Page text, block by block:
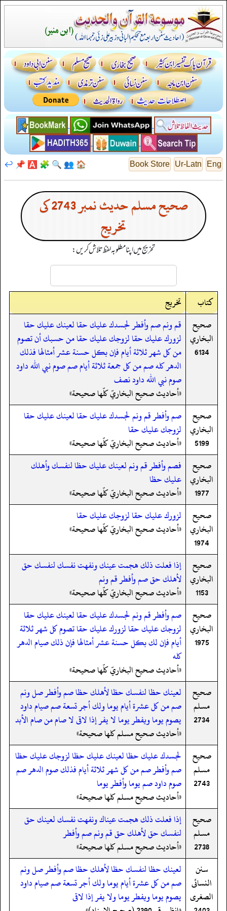
Eng
Ur-Latn
Book Store
🏠
👥
🔍
🧩
🅰️
📌
↩️
صحیح مسلم حدیث نمبر 2743 کی
تخریج
تخریج میں اپنا مطلوبہ لفظ تلاش کریں:
کتاب
تخریج
صحيح
البخاري
6134
قم ونم صم وأفطر لجسدك عليك حقا لعينك عليك حقا
لزورك عليك حقا لزوجك عليك حقا من حسبك أن تصوم
من كل شهر ثلاثة أيام فإن بكل حسنة عشر أمثالها فذلك
الدهر كله صم من كل جمعة ثلاثة أيام صم صوم نبي الله داود
صوم نبي الله داود نصف
«أحاديث صحيح البخاريّ كلّها صحيحة»
صحيح
البخاري
5199
صم وأفطر قم ونم لجسدك عليك حقا لعينك عليك حقا
لزوجك عليك حقا
«أحاديث صحيح البخاريّ كلّها صحيحة»
صحيح
البخاري
1977
فصم وأفطر قم ونم لعينك عليك حظا لنفسك وأهلك
عليك حظا
«أحاديث صحيح البخاريّ كلّها صحيحة»
صحيح
البخاري
1974
لزورك عليك حقا لزوجك عليك حقا
«أحاديث صحيح البخاريّ كلّها صحيحة»
صحيح
البخاري
1153
إذا فعلت ذلك هجمت عينك ونفهت نفسك لنفسك حق
لأهلك حق صم وأفطر قم ونم
«أحاديث صحيح البخاريّ كلّها صحيحة»
صحيح
البخاري
1975
صم وأفطر قم ونم لجسدك عليك حقا لعينك عليك حقا
لزوجك عليك حقا لزورك عليك حقا تصوم كل شهر ثلاثة
أيام فإن لك بكل حسنة عشر أمثالها فإن ذلك صيام الدهر
كله
«أحاديث صحيح البخاريّ كلّها صحيحة»
صحيح
مسلم
2734
لعينك حظا لنفسك حظا لأهلك حظا صم وأفطر صل ونم
صم من كل عشرة أيام يوما ولك أجر تسعة صم صيام داود
يصوم يوما ويفطر يوما لا يفر إذا لاقى لا صام من صام الأبد
«أحاديث صحيح مسلم كلها صحيحة»
صحيح
مسلم
2743
لجسدك عليك حظا لعينك عليك حظا لزوجك عليك حظا
صم وأفطر صم من كل شهر ثلاثة أيام فذلك صوم الدهر صم
صوم داود صم يوما وأفطر يوما
«أحاديث صحيح مسلم كلها صحيحة»
صحيح
مسلم
2738
إذا فعلت ذلك هجمت عيناك ونفهت نفسك لعينك حق
لنفسك حق لأهلك حق قم ونم صم وأفطر
«أحاديث صحيح مسلم كلها صحيحة»
سنن
النسائى
الصغرى
لعينك حظا لنفسك حظا لأهلك حظا صم وأفطر صل ونم
صم من كل عشرة أيام يوما ولك أجر تسعة صم صيام داود
يصوم يوما ويفطر يوما ولا يفر إذا لاقى